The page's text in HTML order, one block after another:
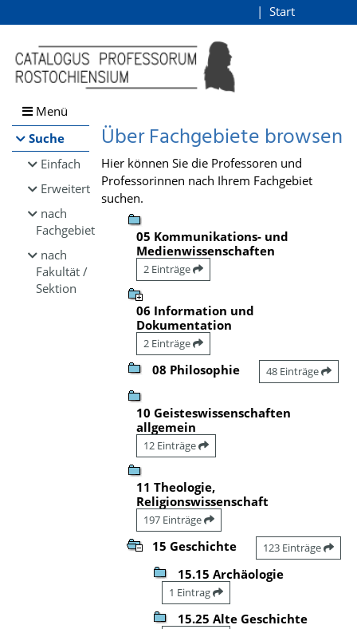
Browsen
direkt zum Inhalt
Start
Menü
Suche
Einfach
Erweitert
nach
Fachgebiet
nach
Fakultät /
Sektion
Über Fachgebiete browsen
Hier können Sie die Professoren und
Professorinnen nach Ihrem Fachgebiet
suchen.
05 Kommunikations- und
Medienwissenschaften
2 Einträge
06 Information und
Dokumentation
2 Einträge
08 Philosophie 48 Einträge
10 Geisteswissenschaften
allgemein
12 Einträge
11 Theologie,
Religionswissenschaft
197 Einträge
15 Geschichte 123 Einträge
15.15 Archäologie
1 Eintrag
15.25 Alte Geschichte